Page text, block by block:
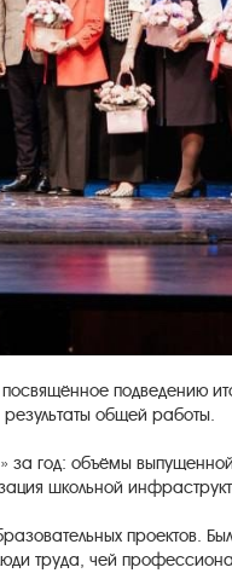
подведению
общей работы.
год: объёмы
школьной
проектов.
труда, чей